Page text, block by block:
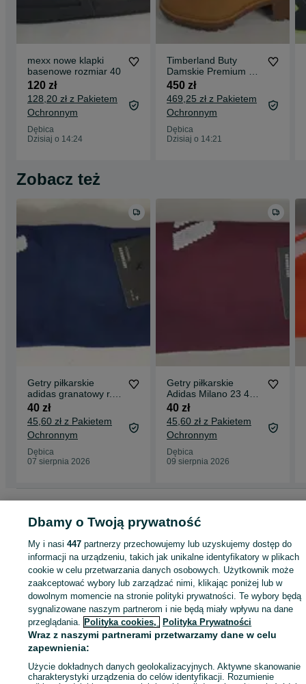
mexx nowe klapki
basenowe rozmiar 40
120 zł
128,20 zł z Pakietem
Ochronnym
Dębica
Dzisiaj o 14:24
Timberland Buty
Damskie Premium 6-
Inch rozmiar 37
450 zł
469,25 zł z Pakietem
Ochronnym
Dębica
Dzisiaj o 14:21
Zobacz też
Getry piłkarskie
adidas granatowy r.
46-48
40 zł
45,60 zł z Pakietem
Ochronnym
Dębica
07 sierpnia 2026
Getry piłkarskie
Adidas Milano 23 46-
48
40 zł
45,60 zł z Pakietem
Ochronnym
Dębica
09 sierpnia 2026
Pozostałe - Dębica
KATEGORIA
973852400
Kup
Dbamy o Twoją prywatność
My i nasi447 partnerzy przechowujemy lub uzyskujemy dostęp do
informacji na urządzeniu, takich jak unikalne identyfikatory w plikach
cookie w celu przetwarzania danych osobowych. Użytkownik może
zaakceptować wybory lub zarządzać nimi, klikając poniżej lub w
dowolnym momencie na stronie polityki prywatności. Te wybory będą
sygnalizowane naszym partnerom i nie będą miały wpływu na dane
przeglądania. Polityka cookies, Polityka Prywatności
Wraz z naszymi partnerami przetwarzamy dane w celu
zapewnienia:
Użycie dokładnych danych geolokalizacyjnych. Aktywne skanowanie
charakterystyki urządzenia do celów identyfikacji. Rozumienie